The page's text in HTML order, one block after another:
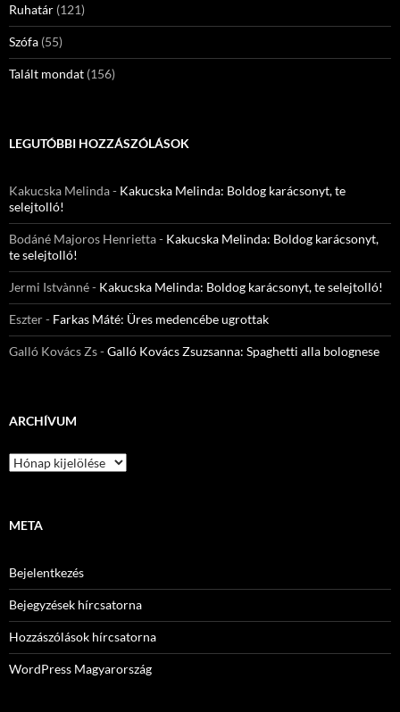
Ruhatár (121)
Szófa (55)
Talált mondat (156)
LEGUTÓBBI HOZZÁSZÓLÁSOK
Kakucska Melinda- Kakucska Melinda: Boldog karácsonyt, te
selejtolló!
Bodáné Majoros Henrietta- Kakucska Melinda: Boldog karácsonyt,
te selejtolló!
Jermi Istvànné- Kakucska Melinda: Boldog karácsonyt, te selejtolló!
Eszter- Farkas Máté: Üres medencébe ugrottak
Galló Kovács Zs-Galló Kovács Zsuzsanna: Spaghetti alla bolognese
ARCHÍVUM
Archívum
META
Bejelentkezés
Bejegyzések hírcsatorna
Hozzászólások hírcsatorna
WordPress Magyarország